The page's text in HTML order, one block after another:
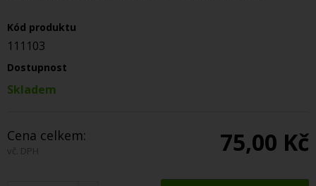
Kód produktu
111103
Dostupnost
Skladem
Cena celkem:
vč. DPH 75,00 Kč